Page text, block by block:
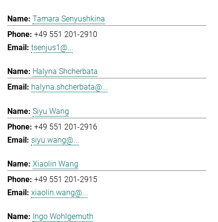
Tamara Senyushkina
+49 551 201-2910
tsenjus1@...
Halyna Shcherbata
halyna.shcherbata@...
Siyu Wang
+49 551 201-2916
siyu.wang@...
Xiaolin Wang
+49 551 201-2915
xiaolin.wang@...
Ingo Wohlgemuth